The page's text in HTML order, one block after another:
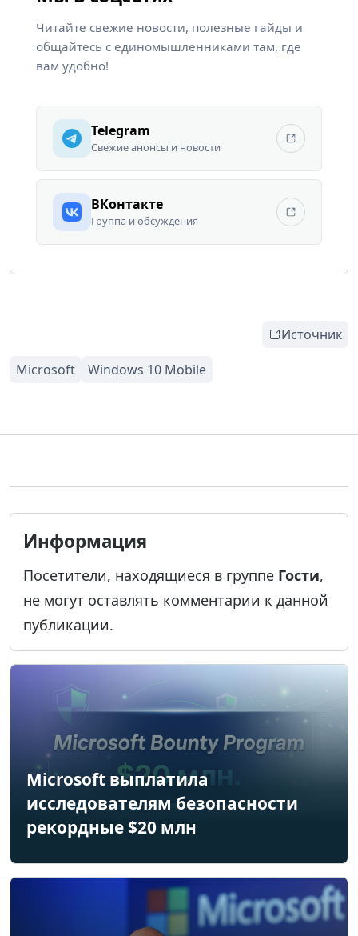
Читайте свежие новости, полезные гайды и
общайтесь с единомышленниками там, где
вам удобно!
Telegram
Свежие анонсы и новости
ВКонтакте
Группа и обсуждения
Источник
Информация
Посетители, находящиеся в группе Гости,
не могут оставлять комментарии к данной
публикации.
Microsoft выплатила
исследователям безопасности
рекордные $20 млн